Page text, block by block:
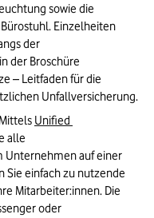
sowie die
Einzelheiten
der
der Broschüre
– Leitfaden für die
Unfallversicherung.
Mittels Unified
alle
Unternehmen auf einer
Sie einfach zu nutzende
Mitarbeiter:innen. Die
oder